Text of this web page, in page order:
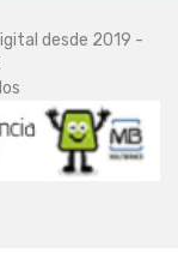
desde 2019 -